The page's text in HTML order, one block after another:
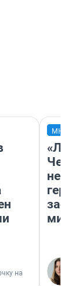
на
Чем
герои